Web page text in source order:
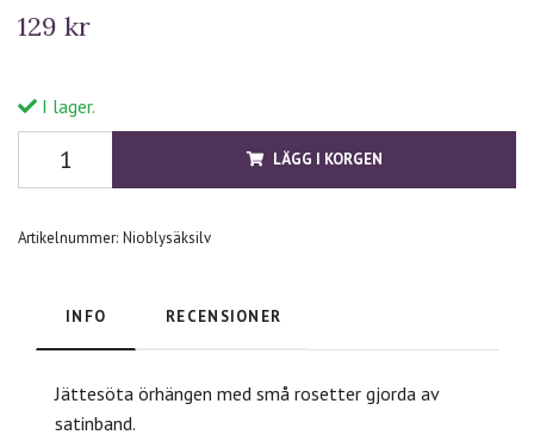
129 kr
I lager.
LÄGG I KORGEN
Artikelnummer: Nioblysäksilv
INFO RECENSIONER
Jättesöta örhängen med små rosetter gjorda av
satinband.